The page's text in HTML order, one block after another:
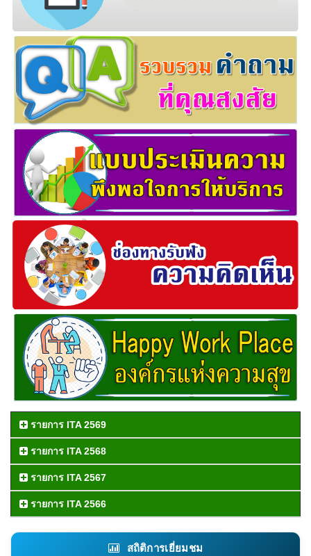
รายการ ITA 2569
รายการ ITA 2568
รายการ ITA 2567
รายการ ITA 2566
สถิติการเยี่ยมชม